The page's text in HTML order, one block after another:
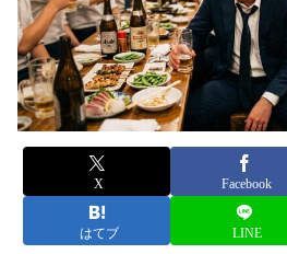
X Facebook
はてブ LINE